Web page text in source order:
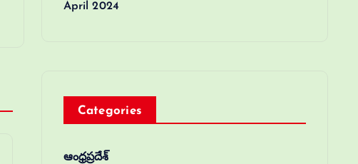
April 2024
Categories
ఆంధ్రప్రదేశ్